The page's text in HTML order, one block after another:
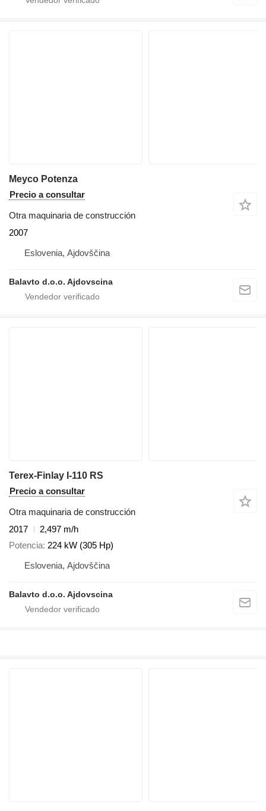
Meyco Potenza
Precio a consultar
Otra maquinaria de construcción
2007
Eslovenia, Ajdovščina
Balavto d.o.o. Ajdovscina
Terex-Finlay I-110 RS
Precio a consultar
Otra maquinaria de construcción
2017
2,497 m/h
Potencia 224 kW (305 Hp)
Eslovenia, Ajdovščina
Balavto d.o.o. Ajdovscina